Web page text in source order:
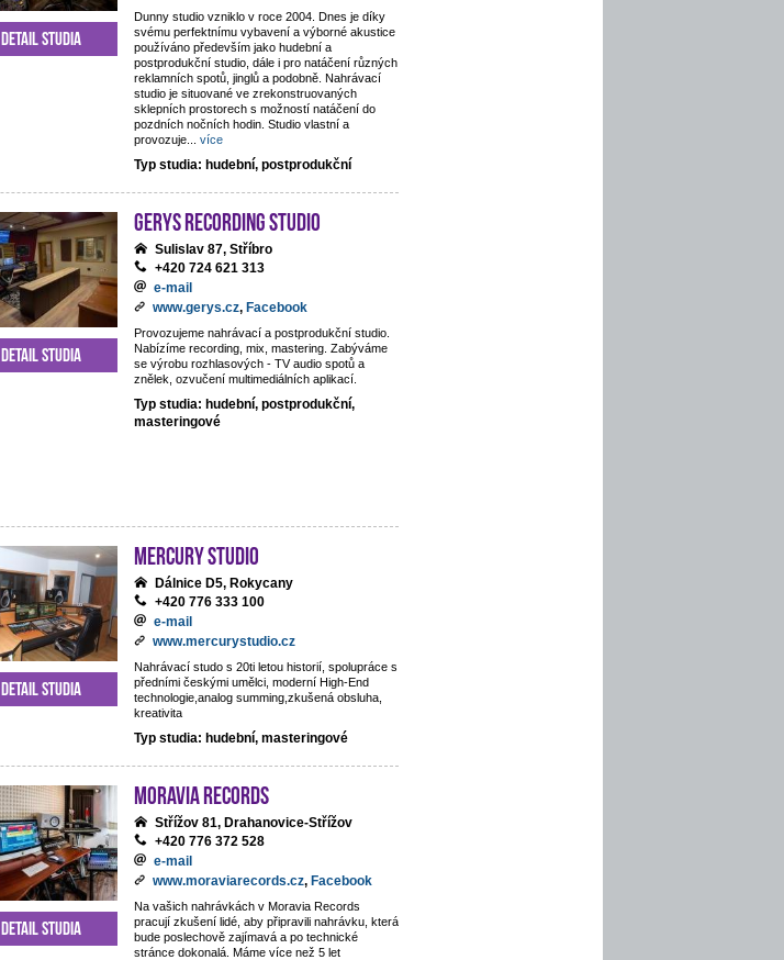
Dunny studio vzniklo v roce 2004. Dnes je díky
svému perfektnímu vybavení a výborné akustice
používáno především jako hudební a
postprodukční studio, dále i pro natáčení různých
reklamních spotů, jinglů a podobně. Nahrávací
studio je situované ve zrekonstruovaných
sklepních prostorech s možností natáčení do
pozdních nočních hodin. Studio vlastní a
provozuje
více
Typ studia: hudební, postprodukční
Detail studia
Gerys Recording Studio
Sulislav 87, Stříbro
+420 724 621 313
e-mail
www.gerys.cz, Facebook
Provozujeme nahrávací a postprodukční studio.
Nabízíme recording, mix, mastering. Zabýváme
se výrobu rozhlasových - TV audio spotů a
znělek, ozvučení multimediálních aplikací.
Typ studia: hudební, postprodukční,
masteringové
Detail studia
Mercury studio
Dálnice D5, Rokycany
+420 776 333 100
e-mail
www.mercurystudio.cz
Nahrávací studo s 20ti letou historií, spolupráce s
předními českými umělci, moderní High-End
technologie,analog summing,zkušená obsluha,
kreativita
Typ studia: hudební, masteringové
Detail studia
Moravia Records
Střížov 81, Drahanovice-Střížov
+420 776 372 528
e-mail
www.moraviarecords.cz, Facebook
Na vašich nahrávkách v Moravia Records
pracují zkušení lidé, aby připravili nahrávku, která
bude poslechově zajímavá a po technické
stránce dokonalá. Máme více než 5 let
Detail studia